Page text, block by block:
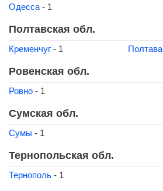
Одесса - 1
Полтавская обл.
Кременчуг - 1 Полтава
Ровенская обл.
Ровно - 1
Сумская обл.
Сумы - 1
Тернопольская обл.
Тернополь - 1